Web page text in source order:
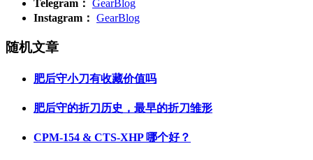
Telegram： GearBlog
Instagram： GearBlog
随机文章
肥后守小刀有收藏价值吗
肥后守的折刀历史，最早的折刀雏形
CPM-154 & CTS-XHP 哪个好？